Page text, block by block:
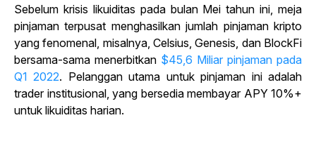
Sebelum krisis likuiditas pada bulan Mei tahun ini, meja
pinjaman terpusat menghasilkan jumlah pinjaman kripto
yang fenomenal, misalnya, Celsius, Genesis, dan BlockFi
bersama-sama menerbitkan $45,6 Miliar pinjaman pada
Q1 2022. Pelanggan utama untuk pinjaman ini adalah
trader institusional, yang bersedia membayar APY 10%+
untuk likuiditas harian.